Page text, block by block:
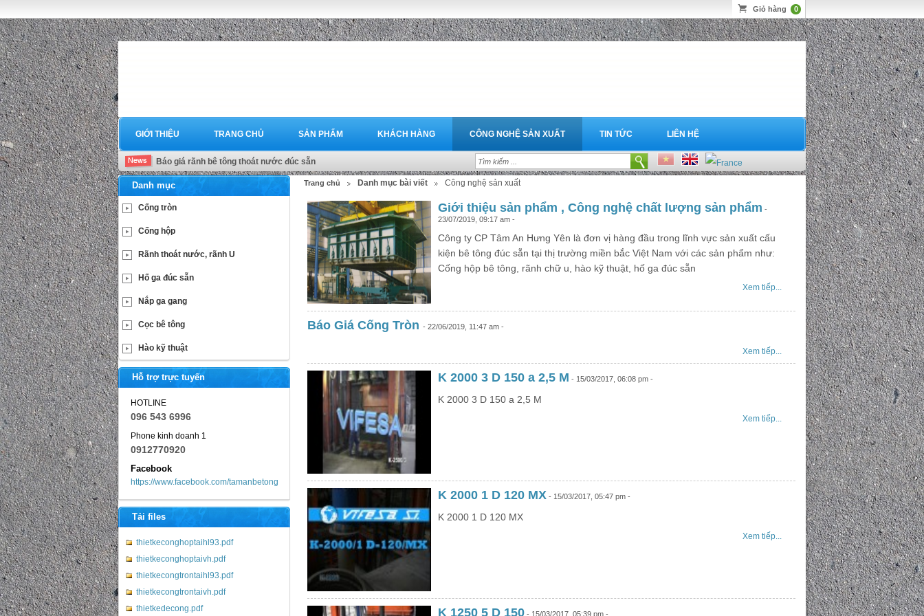
Giỏ hàng 0
GIỚI THIỆU TRANG CHỦ SẢN PHẨM KHÁCH HÀNG CÔNG NGHỆ SẢN XUẤT TIN TỨC LIÊN HỆ
Báo giá rãnh bê tông thoát nước đúc sẵn
Trang chủ Danh mục bài viết Công nghệ sản xuất
Giới thiệu sản phẩm , Công nghệ chất lượng sản phẩm -
23/07/2019, 09:17 am -
Công ty CP Tâm An Hưng Yên là đơn vị hàng đầu trong lĩnh vực sản xuất cấu
kiện bê tông đúc sẵn tại thị trường miền bắc Việt Nam với các sản phẩm như:
Cống hộp bê tông, rãnh chữ u, hào kỹ thuật, hố ga đúc sẵn
Xem tiếp...
Báo Giá Cống Tròn - 22/06/2019, 11:47 am -
Xem tiếp...
K 2000 3 D 150 a 2,5 M - 15/03/2017, 06:08 pm -
K 2000 3 D 150 a 2,5 M
Xem tiếp...
K 2000 1 D 120 MX - 15/03/2017, 05:47 pm -
K 2000 1 D 120 MX
Xem tiếp...
K 1250 5 D 150 - 15/03/2017, 05:39 pm -
Danh mục
Cống tròn
Cống hộp
Rãnh thoát nước, rãnh U
Hố ga đúc sẵn
Nắp ga gang
Cọc bê tông
Hào kỹ thuật
Hỗ trợ trực tuyến
HOTLINE
096 543 6996
Phone kinh doanh 1
0912770920
Facebook
https://www.facebook.com/tamanbetong
Tải files
thietkeconghoptaihl93.pdf
thietkeconghoptaivh.pdf
thietkecongtrontaihl93.pdf
thietkecongtrontaivh.pdf
thietkedecong.pdf